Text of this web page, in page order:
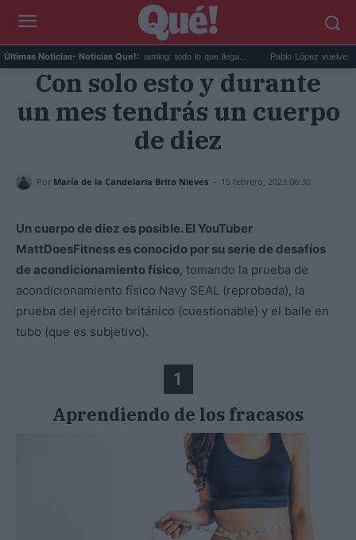
Últimas Noticias- Noticias Que!:
Estrenos de agosto en streaming: todo lo que llega... Pablo López vuelve con
Con solo esto y durante
un mes tendrás un cuerpo
de diez
Por María de la Candelaria Brito Nieves - 15 febrero, 2023 06:30
Un cuerpo de diez es posible. El YouTuber
MattDoesFitness es conocido por su serie de desafíos
de acondicionamiento físico, tomando la prueba de
acondicionamiento físico Navy SEAL (reprobada), la
prueba del ejército británico (cuestionable) y el baile en
tubo (que es subjetivo).
1
Aprendiendo de los fracasos